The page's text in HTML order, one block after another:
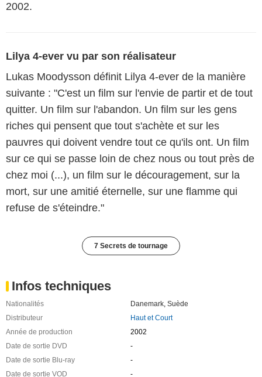
2002.
Lilya 4-ever vu par son réalisateur
Lukas Moodysson définit Lilya 4-ever de la manière
suivante : "C'est un film sur l'envie de partir et de tout
quitter. Un film sur l'abandon. Un film sur les gens
riches qui pensent que tout s'achète et sur les
pauvres qui doivent vendre tout ce qu'ils ont. Un film
sur ce qui se passe loin de chez nous ou tout près de
chez moi (...), un film sur le découragement, sur la
mort, sur une amitié éternelle, sur une flamme qui
refuse de s'éteindre."
7 Secrets de tournage
Infos techniques
Nationalités Danemark, Suède
Distributeur
Haut et Court
Année de production
2002
Date de sortie DVD
-
Date de sortie Blu-ray
-
Date de sortie VOD
-